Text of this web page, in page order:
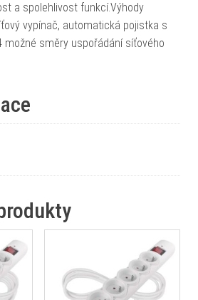
a spolehlivost funkcí.Výhody
vypínač, automatická pojistka s
možné směry uspořádání síťového